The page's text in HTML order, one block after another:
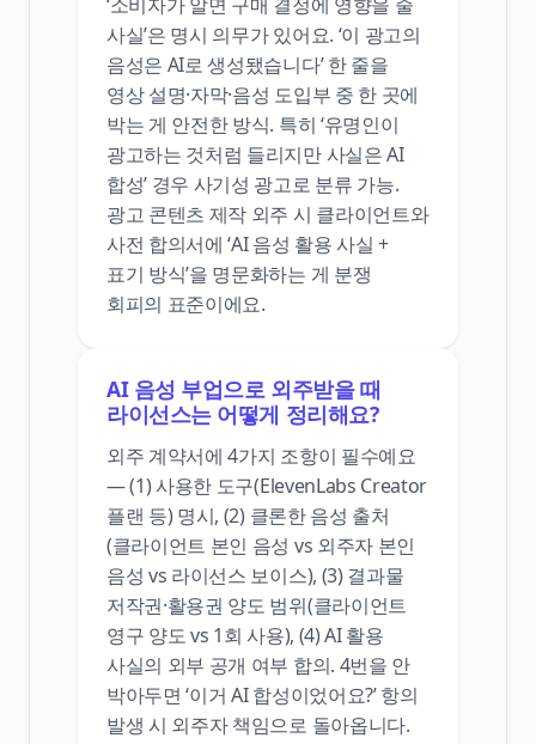
사실’은 명시 의무가 있어요. ‘이 광고의
음성은 AI로 생성됐습니다’ 한 줄을
영상 설명·자막·음성 도입부 중 한 곳에
박는 게 안전한 방식. 특히 ‘유명인이
광고하는 것처럼 들리지만 사실은 AI
합성’ 경우 사기성 광고로 분류 가능.
광고 콘텐츠 제작 외주 시 클라이언트와
사전 합의서에 ‘AI 음성 활용 사실 +
표기 방식’을 명문화하는 게 분쟁
회피의 표준이에요.
AI 음성 부업으로 외주받을 때
라이선스는 어떻게 정리해요?
외주 계약서에 4가지 조항이 필수예요
— (1) 사용한 도구(ElevenLabs Creator
플랜 등) 명시, (2) 클론한 음성 출처
(클라이언트 본인 음성 vs 외주자 본인
음성 vs 라이선스 보이스), (3) 결과물
저작권·활용권 양도 범위(클라이언트
영구 양도 vs 1회 사용), (4) AI 활용
사실의 외부 공개 여부 합의. 4번을 안
박아두면 ‘이거 AI 합성이었어요?’ 항의
발생 시 외주자 책임으로 돌아옵니다.